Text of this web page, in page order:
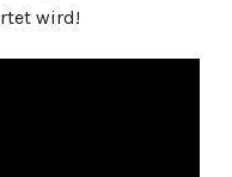
wird!